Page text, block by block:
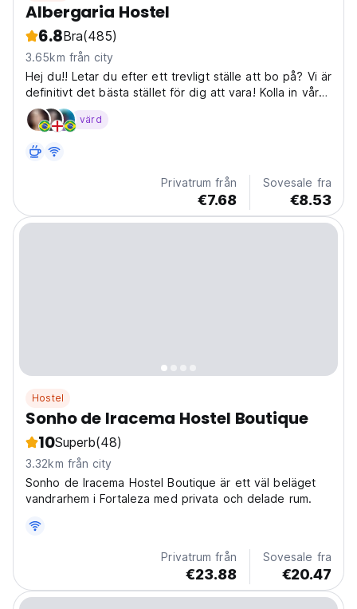
Albergaria Hostel
6.8Bra(485)
3.65km från city
Hej du!! Letar du efter ett trevligt ställe att bo på? Vi är
definitivt det bästa stället för dig att vara! Kolla in vårt
vandrarhem!
värd
Privatrum från
€7.68
Sovesale fra
€8.53
Hostel
Sonho de Iracema Hostel Boutique
10Superb(48)
3.32km från city
Sonho de Iracema Hostel Boutique är ett väl beläget
vandrarhem i Fortaleza med privata och delade rum.
Privatrum från
€23.88
Sovesale fra
€20.47